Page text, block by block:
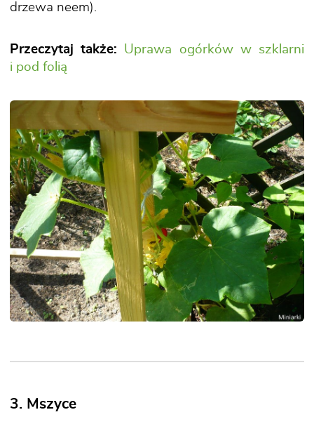
drzewa neem).
Przeczytaj także:
Uprawa ogórków w szklarni
i pod folią
3. Mszyce